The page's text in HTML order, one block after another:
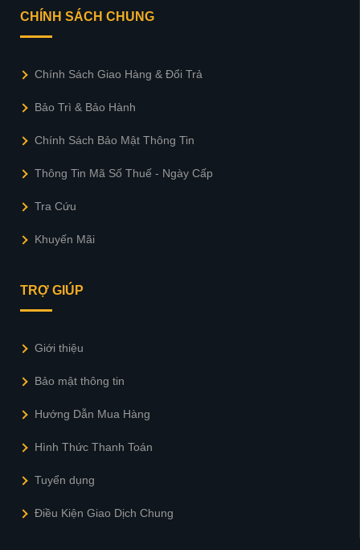
CHÍNH SÁCH CHUNG
Chính Sách Giao Hàng & Đổi Trả
Bảo Trì & Bảo Hành
Chính Sách Bảo Mật Thông Tin
Thông Tin Mã Số Thuế - Ngày Cấp
Tra Cứu
Khuyến Mãi
TRỢ GIÚP
Giới thiệu
Bảo mật thông tin
Hướng Dẫn Mua Hàng
Hình Thức Thanh Toán
Tuyển dụng
Điều Kiện Giao Dịch Chung